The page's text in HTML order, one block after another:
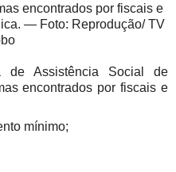
encontrados por fiscais e
— Foto: Reprodução/ TV
de Assistência Social de
encontrados por fiscais e
mínimo;